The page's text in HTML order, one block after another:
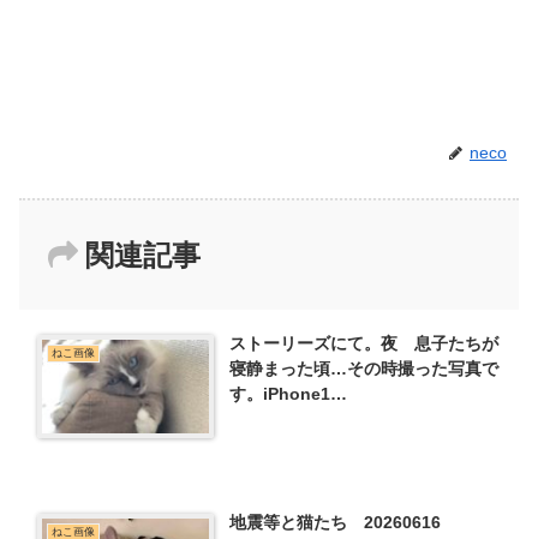
neco
関連記事
ねこ画像
ストーリーズにて。夜 息子たちが
寝静まった頃…その時撮った写真で
す。iPhone1…
ねこ画像 地震等と猫たち 20260616